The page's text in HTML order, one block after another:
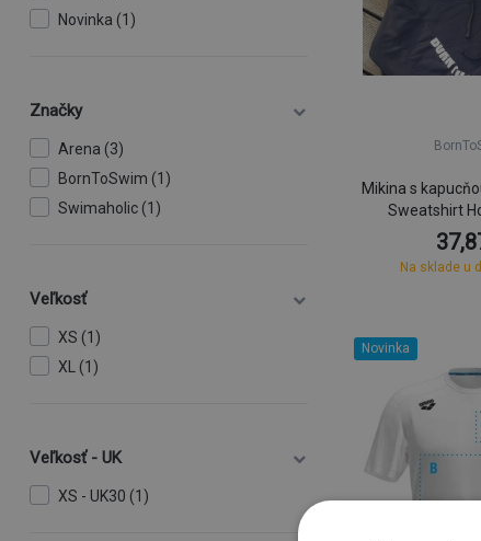
Novinka (1)
Značky
Arena (3)
BornToSwim (1)
Swimaholic (1)
Veľkosť
XS (1)
XL (1)
Veľkosť - UK
XS - UK30 (1)
Mikina s
Sweatshirt
Na sklade u
Novinka